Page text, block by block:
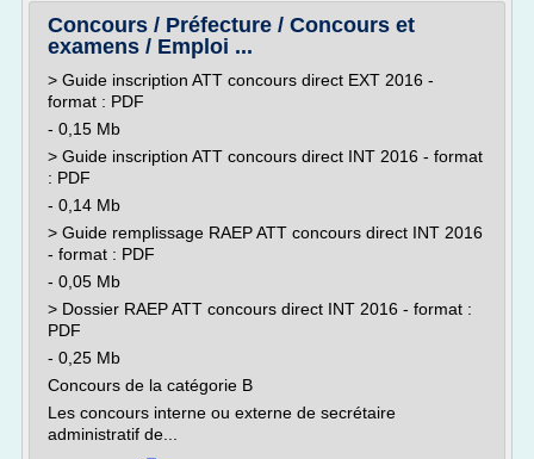
Concours / Préfecture / Concours et
examens / Emploi ...
> Guide inscription ATT concours direct EXT 2016 -
format : PDF
- 0,15 Mb
> Guide inscription ATT concours direct INT 2016 - format
: PDF
- 0,14 Mb
> Guide remplissage RAEP ATT concours direct INT 2016
- format : PDF
- 0,05 Mb
> Dossier RAEP ATT concours direct INT 2016 - format :
PDF
- 0,25 Mb
Concours de la catégorie B
Les concours interne ou externe de secrétaire
administratif de...